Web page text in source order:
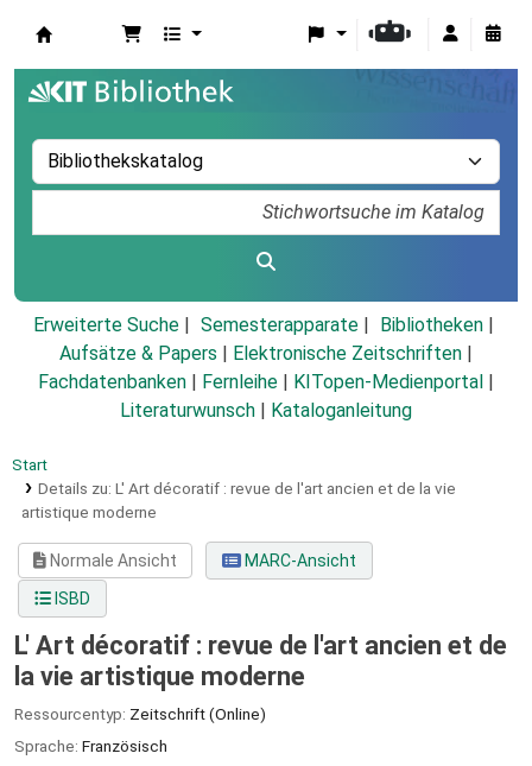
Erweiterte Suche Semesterapparate
Bibliotheken
Aufsätze & Papers
Elektronische Zeitschriften
Fachdatenbanken
Fernleihe KITopen-Medienportal
Literaturwunsch
Kataloganleitung
Start
Details zu: L' Art décoratif : revue de l'art ancien et de la vie
artistique moderne
Normale Ansicht
MARC-Ansicht
ISBD
L' Art décoratif : revue de l'art ancien et de
la vie artistique moderne
Ressourcentyp: Zeitschrift (Online)
Sprache: Französisch